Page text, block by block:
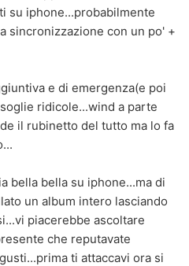
su iphone...probabilmente
sincronizzazione con un po' +
e di emergenza(e poi
ridicole...wind a parte
il rubinetto del tutto ma lo fa
bella bella su iphone...ma di
un album intero lasciando
piacerebbe ascoltare
che reputavate
ti attaccavi ora si